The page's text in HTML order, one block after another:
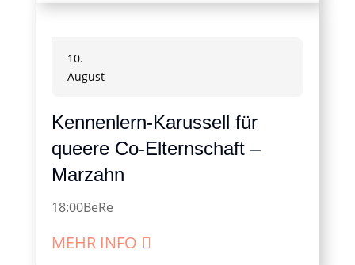
10.
August
Kennenlern-Karussell für
queere Co-Elternschaft –
Marzahn
18:00BeRe
MEHR INFO